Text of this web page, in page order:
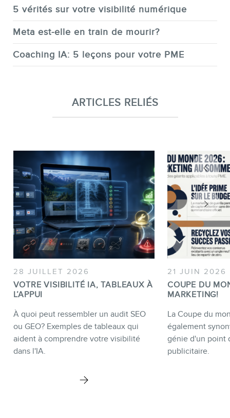
5 vérités sur votre visibilité numérique
Meta est-elle en train de mourir?
Coaching IA: 5 leçons pour votre PME
ARTICLES RELIÉS
28 JUILLET 2026
VOTRE VISIBILITÉ IA, TABLEAUX À
L’APPUI
À quoi peut ressembler un audit SEO
ou GEO? Exemples de tableaux qui
aident à comprendre votre visibilité
dans l'IA.
21 JUIN 2026
COUPE DU
MARKETING!
La Coupe du
également
génie d'un point
publicitaire.